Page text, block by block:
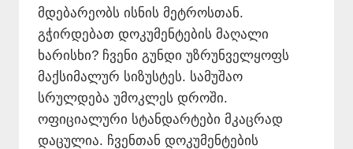
მდებარეობს ისნის მეტროსთან.
გჭირდებათ დოკუმენტების მაღალი
ხარისხი? ჩვენი გუნდი უზრუნველყოფს
მაქსიმალურ სიზუსტეს. სამუშაო
სრულდება უმოკლეს დროში.
ოფიციალური სტანდარტები მკაცრად
დაცულია. ჩვენთან დოკუმენტების